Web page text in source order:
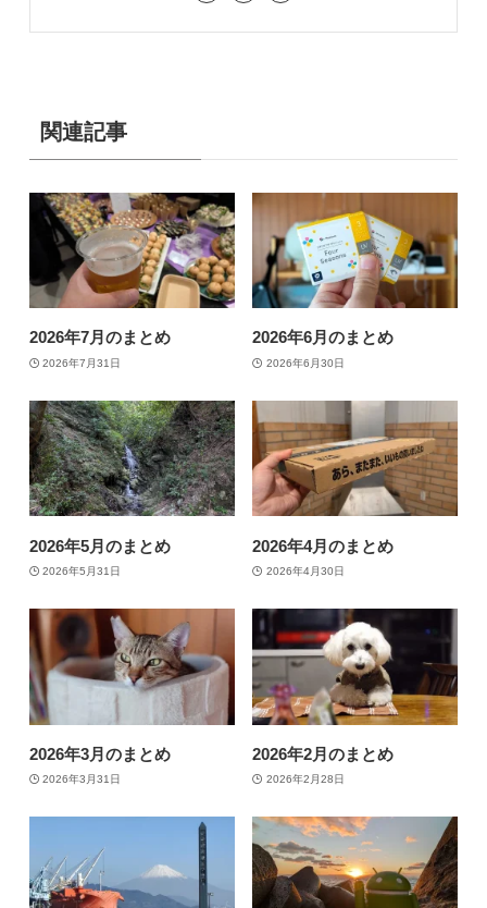
関連記事
2026年7月のまとめ
2026年7月31日
2026年6月のまとめ
2026年6月30日
2026年5月のまとめ
2026年5月31日
2026年4月のまとめ
2026年4月30日
2026年3月のまとめ
2026年3月31日
2026年2月のまとめ
2026年2月28日